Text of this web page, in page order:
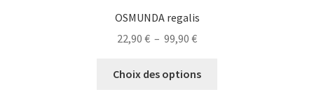
OSMUNDA regalis
22,90 € – 99,90 €Plage
prix :
Choix des options